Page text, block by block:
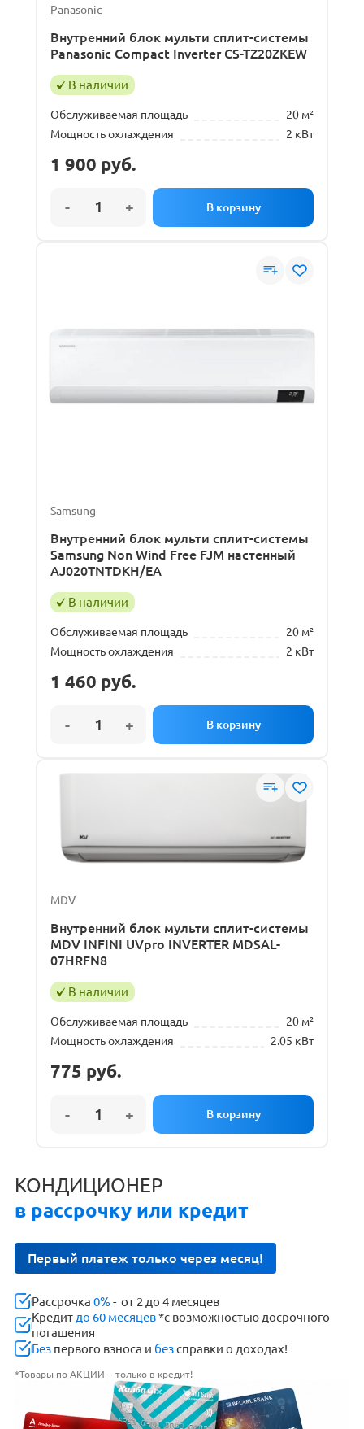
Panasonic
Внутренний блок мульти сплит-системы
Panasonic Compact Inverter CS-TZ20ZKEW
В наличии
Обслуживаемая площадь
20 м²
Мощность охлаждения
2 кВт
1 900 руб.
Samsung
Внутренний блок мульти сплит-системы
Samsung Non Wind Free FJM настенный
AJ020TNTDKH/EA
В наличии
Обслуживаемая площадь
20 м²
Мощность охлаждения
2 кВт
1 460 руб.
MDV
Внутренний блок мульти сплит-системы
MDV INFINI UVpro INVERTER MDSAL-
07HRFN8
В наличии
Обслуживаемая площадь
20 м²
Мощность охлаждения
2.05 кВт
775 руб.
КОНДИЦИОНЕР
в рассрочку или кредит
Первый платеж только через месяц!
Рассрочка0% - от 2 до 4 месяцев
Кредит до 60 месяцев*с возможностью досрочного
погашения
Без первого взноса и безсправки о доходах!
*Товары по АКЦИИ - только в кредит!